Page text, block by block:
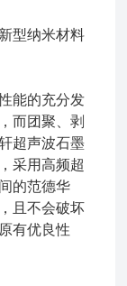
型纳米材料
能的充分发
而团聚、剥
超声波石墨
采用高频超
的范德华
且不会破坏
有优良性